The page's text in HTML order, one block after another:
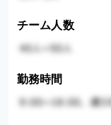
チーム人数
勤務時間